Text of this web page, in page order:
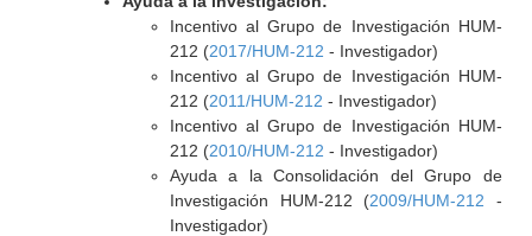
Incentivo al Grupo de Investigación HUM-
212 (2017/HUM-212 - Investigador)
Incentivo al Grupo de Investigación HUM-
212 (2011/HUM-212 - Investigador)
Incentivo al Grupo de Investigación HUM-
212 (2010/HUM-212 - Investigador)
Ayuda a la Consolidación del Grupo de
Investigación HUM-212 (2009/HUM-212 -
Investigador)